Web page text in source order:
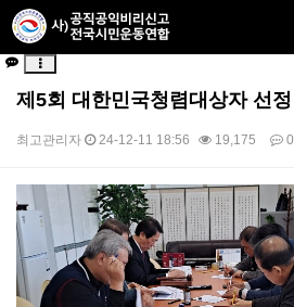
제5회 대한민국청렴대상자 선정
최고관리자 24-12-11 18:56 19,175 0
본문